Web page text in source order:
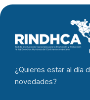
¿Quieres estar al día
novedades?